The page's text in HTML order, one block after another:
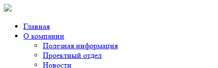
Главная
О компании
Полезная информация
Проектный отдел
Новости